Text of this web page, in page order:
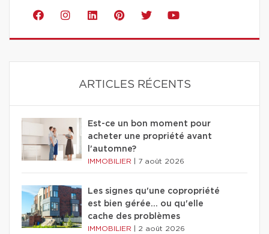
ARTICLES RÉCENTS
Est-ce un bon moment pour
acheter une propriété avant
l'automne?
IMMOBILIER 7 août 2026
Les signes qu'une copropriété
est bien gérée… ou qu'elle
cache des problèmes
IMMOBILIER 2 août 2026